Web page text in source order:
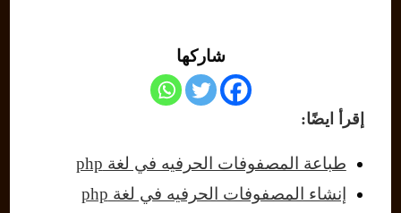
شاركها
إقرأ ايضًا:
طباعة المصفوفات الحرفيه في لغة php
إنشاء المصفوفات الحرفيه في لغة php